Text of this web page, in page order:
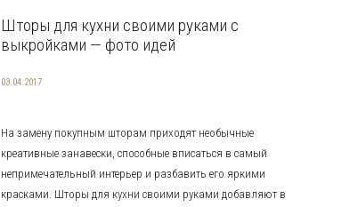
Шторы для кухни своими руками с
выкройками — фото идей
03.04.2017
На замену покупным шторам приходят необычные
креативные занавески, способные вписаться в самый
непримечательный интерьер и разбавить его яркими
красками. Шторы для кухни своими руками добавляют в